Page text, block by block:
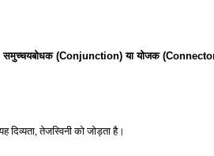
समुच्चयबोधक (Conjunction) या योजक (Connector)
तेजस्विनी को जोड़ता है।